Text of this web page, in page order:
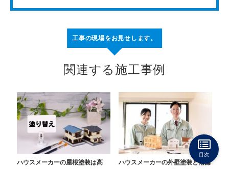
工事の現場をお見せします。
関連する施工事例
ハウスメーカーの屋根塗装は高 ハウスメーカーの外壁塗装と雨漏
目次